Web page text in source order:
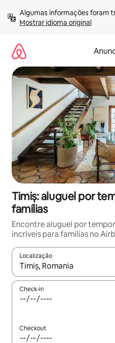
para
Mostrar idioma original
Timiș: aluguel por
famílias
Encontre aluguel por
incríveis para famílias no
Localização
Quando os resultados
Check-in
Checkout